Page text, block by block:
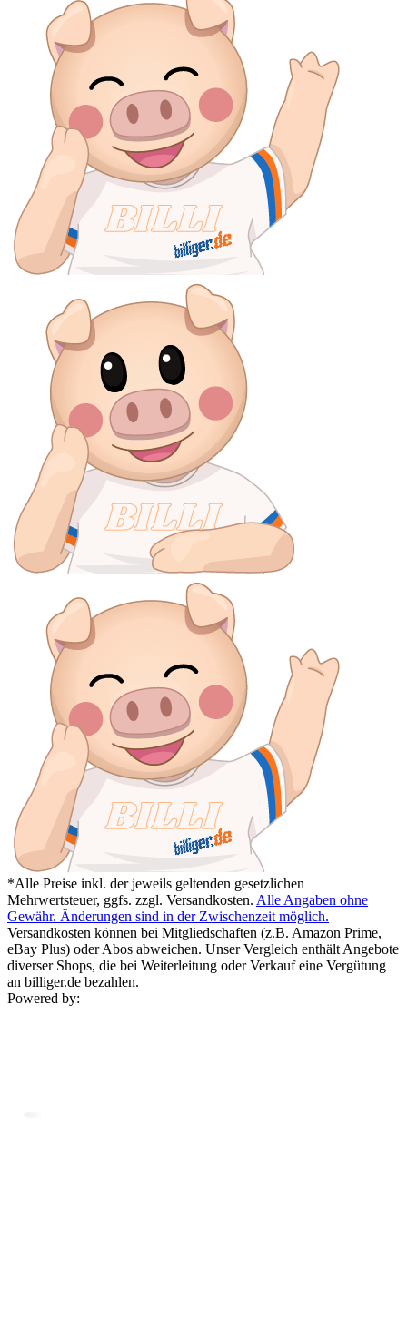
*Alle Preise inkl. der jeweils geltenden gesetzlichen
Mehrwertsteuer, ggfs. zzgl. Versandkosten. Alle Angaben ohne
Gewähr. Änderungen sind in der Zwischenzeit möglich.
Versandkosten können bei Mitgliedschaften (z.B. Amazon Prime,
eBay Plus) oder Abos abweichen. Unser Vergleich enthält Angebote
diverser Shops, die bei Weiterleitung oder Verkauf eine Vergütung
an billiger.de bezahlen.
Powered by: